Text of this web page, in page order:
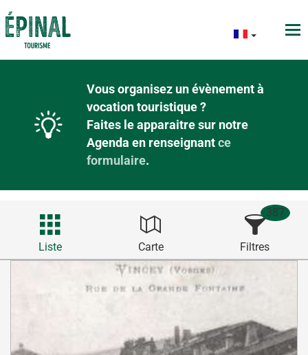
Vous organisez un évènement à
vocation touristique ?
Faites le apparaitre sur notre
Agenda en renseignantce
formulaire.
Liste Carte Filtres
387